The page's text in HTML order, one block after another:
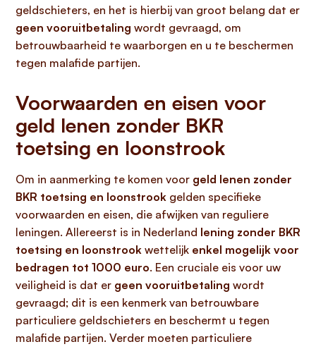
geldschieters, en het is hierbij van groot belang dat er
geen vooruitbetaling wordt gevraagd, om
betrouwbaarheid te waarborgen en u te beschermen
tegen malafide partijen.
Voorwaarden en eisen voor
geld lenen zonder BKR
toetsing en loonstrook
Om in aanmerking te komen voor geld lenen zonder
BKR toetsing en loonstrook gelden specifieke
voorwaarden en eisen, die afwijken van reguliere
leningen. Allereerst is in Nederland lening zonder BKR
toetsing en loonstrook wettelijk enkel mogelijk voor
bedragen tot 1000 euro. Een cruciale eis voor uw
veiligheid is dat er geen vooruitbetaling wordt
gevraagd; dit is een kenmerk van betrouwbare
particuliere geldschieters en beschermt u tegen
malafide partijen. Verder moeten particuliere